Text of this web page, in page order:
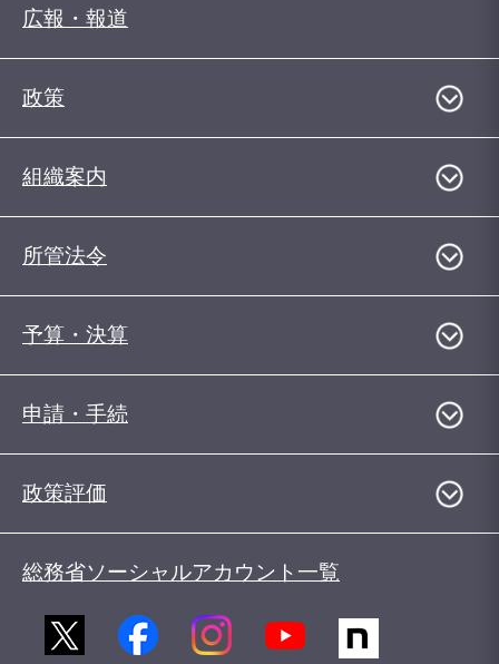
広報・報道
政策
組織案内
所管法令
予算・決算
申請・手続
政策評価
総務省ソーシャルアカウント一覧